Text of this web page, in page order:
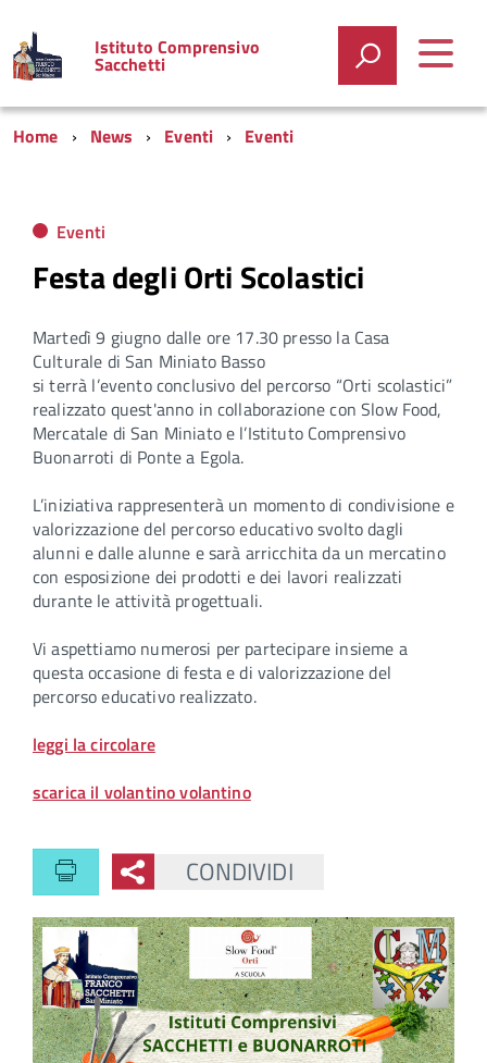
Istituto Comprensivo
Sacchetti
Home News Eventi Eventi
Eventi
Festa degli Orti Scolastici
Martedì9 giugno dalle ore 17.30 presso la Casa
Culturale di San Miniato Basso
si terrà l’evento conclusivo del percorso “Orti scolastici”
realizzato quest'anno in collaborazione con Slow Food,
Mercatale di San Miniato e l’Istituto Comprensivo
Buonarroti di Ponte a Egola.
L’iniziativa rappresenterà un momento di condivisione e
valorizzazione del percorso educativo svolto dagli
alunni e dalle alunne e sarà arricchita da un mercatino
con esposizione dei prodotti e dei lavori realizzati
durante le attività progettuali.
Vi aspettiamo numerosi per partecipare insieme a
questa occasione di festa e di valorizzazione del
percorso educativo realizzato.
leggi la circolare
scarica il volantino volantino
CONDIVIDI